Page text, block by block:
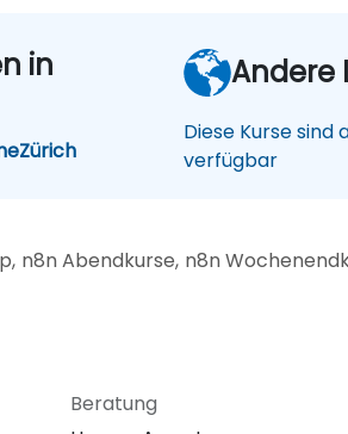
in
Zürich
Andere
Diese Kurse sind
verfügbar
n8n Abendkurse, n8n
Beratung